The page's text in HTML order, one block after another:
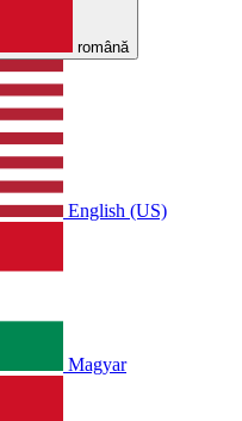
română
English (US)
Magyar